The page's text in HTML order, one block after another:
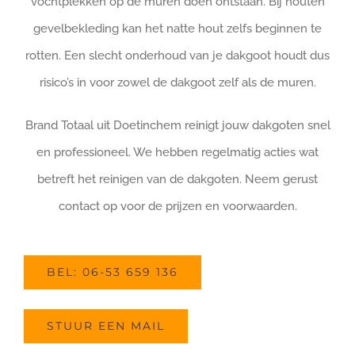
gevelbekleding kan het natte hout zelfs beginnen te
rotten. Een slecht onderhoud van je dakgoot houdt dus
risico’s in voor zowel de dakgoot zelf als de muren.
Brand Totaal uit Doetinchem reinigt jouw dakgoten snel
en professioneel. We hebben regelmatig acties wat
betreft het reinigen van de dakgoten. Neem gerust
contact op voor de prijzen en voorwaarden.
BEL: 06-53 659 136
STUUR EEN MAIL